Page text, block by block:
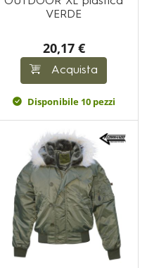
VERDE
20,17 €
Acquista
Disponibile 10 pezzi